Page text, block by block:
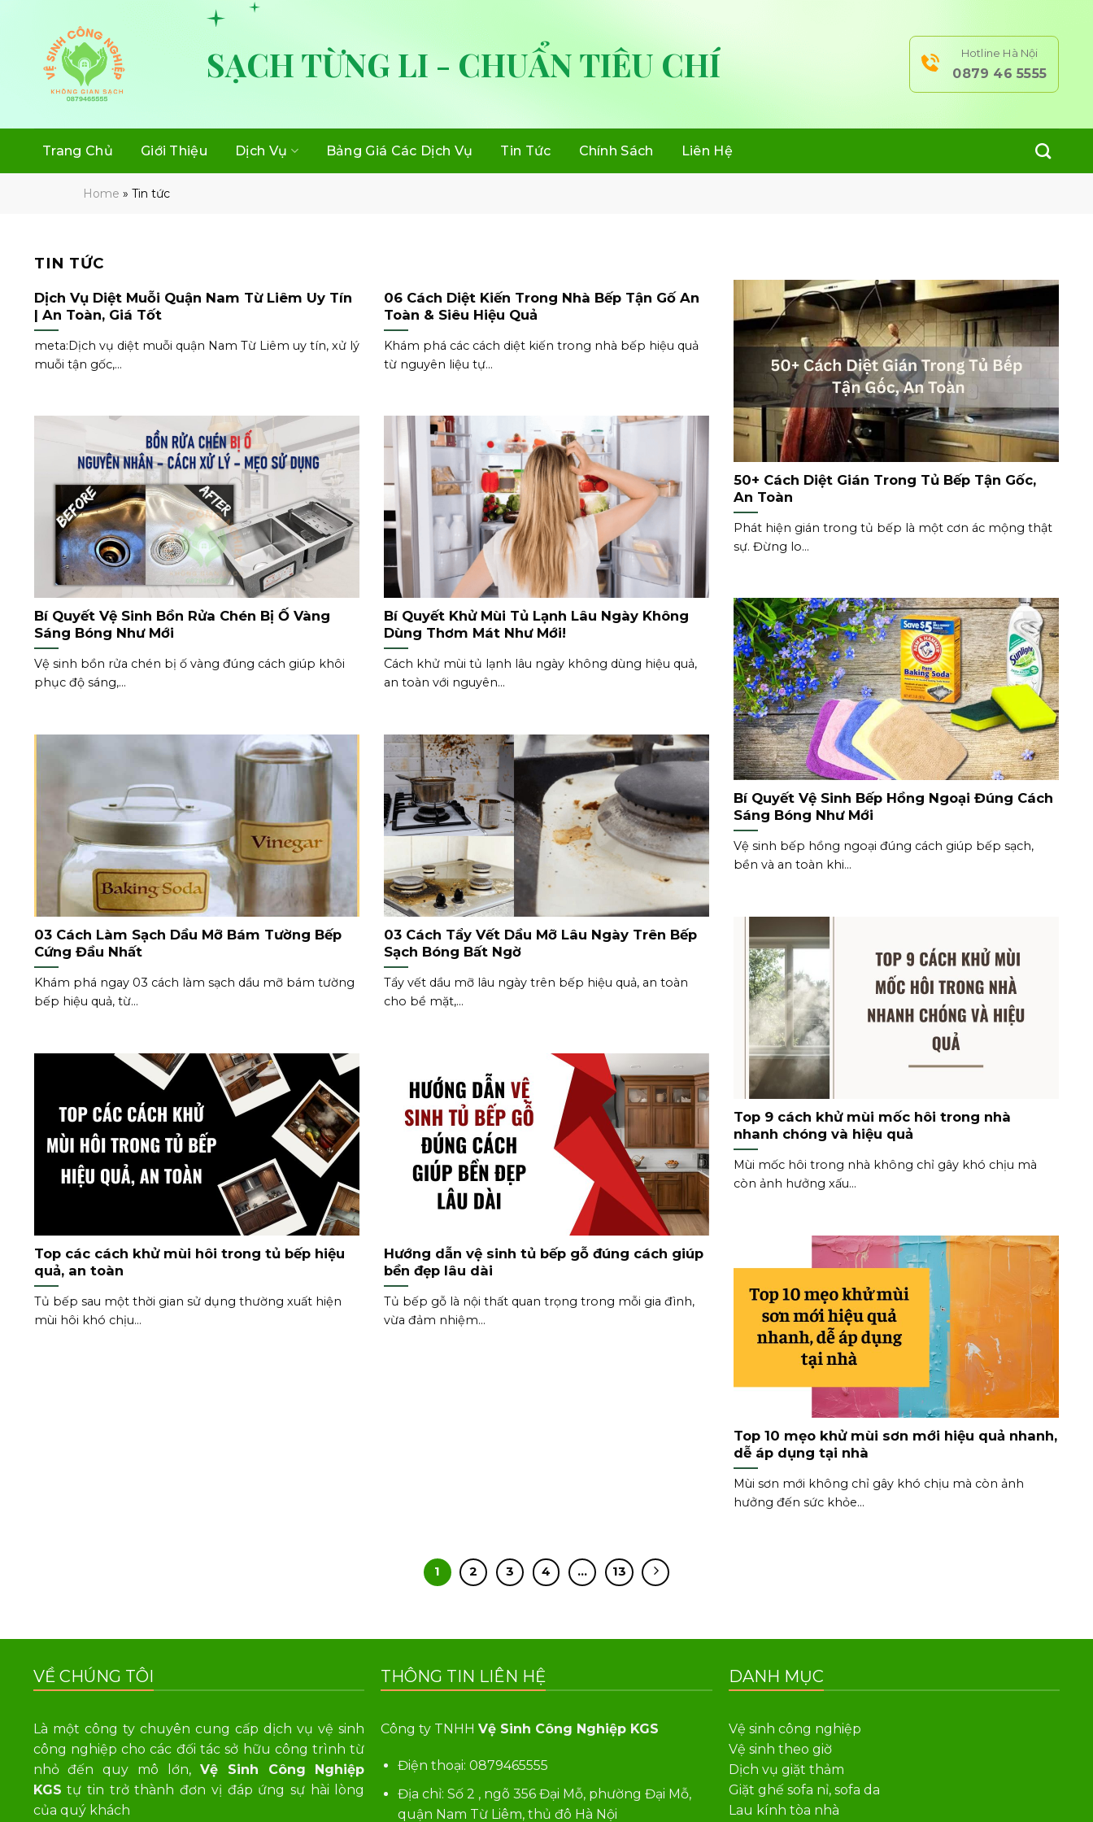
content
SẠCH TỪNG LI - CHUẨN TIÊU CHÍ Hotline Hà Nội
0879 46 5555
Trang Chủ Giới Thiệu Dịch Vụ Bảng Giá Các Dịch Vụ Tin Tức Chính Sách Liên Hệ
Home » Tin tức
TIN TỨC
Dịch Vụ Diệt Muỗi Quận Nam Từ Liêm Uy Tín
| An Toàn, Giá Tốt
meta:Dịch vụ diệt muỗi quận Nam Từ Liêm uy tín, xử lý
muỗi tận gốc,...
06 Cách Diệt Kiến Trong Nhà Bếp Tận Gố An
Toàn & Siêu Hiệu Quả
Khám phá các cách diệt kiến trong nhà bếp hiệu quả
từ nguyên liệu tự...
50+ Cách Diệt Gián Trong Tủ Bếp Tận Gốc,
An Toàn
Phát hiện gián trong tủ bếp là một cơn ác mộng thật
sự. Đừng lo...
Bí Quyết Vệ Sinh Bồn Rửa Chén Bị Ố Vàng
Sáng Bóng Như Mới
Vệ sinh bồn rửa chén bị ố vàng đúng cách giúp khôi
phục độ sáng,...
Bí Quyết Khử Mùi Tủ Lạnh Lâu Ngày Không
Dùng Thơm Mát Như Mới!
Cách khử mùi tủ lạnh lâu ngày không dùng hiệu quả,
an toàn với nguyên...
Bí Quyết Vệ Sinh Bếp Hồng Ngoại Đúng Cách
Sáng Bóng Như Mới
Vệ sinh bếp hồng ngoại đúng cách giúp bếp sạch,
bền và an toàn khi...
03 Cách Làm Sạch Dầu Mỡ Bám Tường Bếp
Cứng Đầu Nhất
Khám phá ngay 03 cách làm sạch dầu mỡ bám tường
bếp hiệu quả, từ...
03 Cách Tẩy Vết Dầu Mỡ Lâu Ngày Trên Bếp
Sạch Bóng Bất Ngờ
Tẩy vết dầu mỡ lâu ngày trên bếp hiệu quả, an toàn
cho bề mặt,...
Top 9 cách khử mùi mốc hôi trong nhà
nhanh chóng và hiệu quả
Mùi mốc hôi trong nhà không chỉ gây khó chịu mà
còn ảnh hưởng xấu...
Top các cách khử mùi hôi trong tủ bếp hiệu
quả, an toàn
Tủ bếp sau một thời gian sử dụng thường xuất hiện
mùi hôi khó chịu...
Hướng dẫn vệ sinh tủ bếp gỗ đúng cách giúp
bền đẹp lâu dài
Tủ bếp gỗ là nội thất quan trọng trong mỗi gia đình,
vừa đảm nhiệm...
Top 10 mẹo khử mùi sơn mới hiệu quả nhanh,
dễ áp dụng tại nhà
Mùi sơn mới không chỉ gây khó chịu mà còn ảnh
hưởng đến sức khỏe...
1 2 3 4 … 13
VỀ CHÚNG TÔI
Là một công ty chuyên cung cấp dịch vụ vệ sinh
công nghiệp cho các đối tác sở hữu công trình từ
nhỏ đến quy mô lớn,Vệ Sinh Công Nghiệp
KGS tự tin trở thành đơn vị đáp ứng sự hài lòng
của quý khách
THÔNG TIN LIÊN HỆ
Công ty TNHHVệ Sinh Công Nghiệp KGS
Điện thoại: 0879465555
Địa chỉ: Số 2 , ngõ 356 Đại Mỗ, phường Đại Mỗ,
quận Nam Từ Liêm, thủ đô Hà Nội
DANH MỤC
Vệ sinh công nghiệp
Vệ sinh theo giờ
Dịch vụ giặt thảm
Giặt ghế sofa nỉ, sofa da
Lau kính tòa nhà